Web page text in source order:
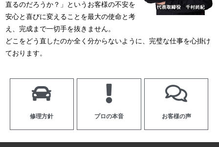
直るのだろうか？」というお客様の不安を
安心と喜びに変えることを最大の使命と考
え、完成まで一切手を抜きません。
どこをどう直したのか全く分からないように、完璧な仕事を心掛け
ております。
修理方針 プロの本音 お客様の声